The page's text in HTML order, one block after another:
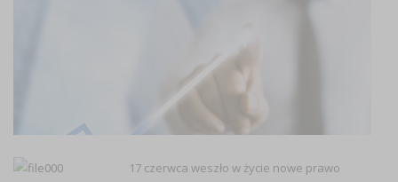
17 czerwca weszło w życie nowe prawo